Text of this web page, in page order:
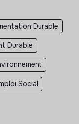
Durable
Durable
Social